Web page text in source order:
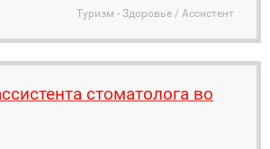
Туризм - Здоровье / Ассистент
стоматолога во